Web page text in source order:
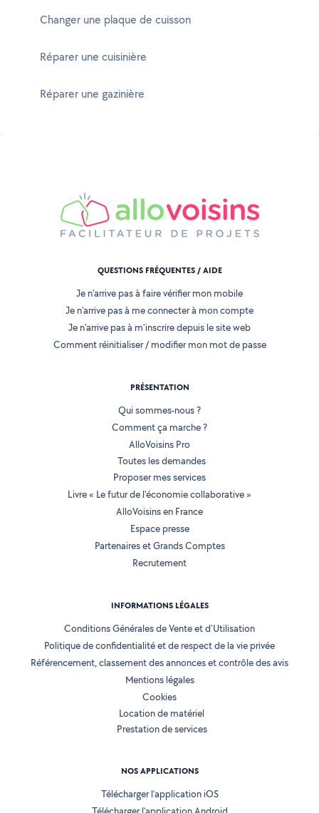
Changer une plaque de cuisson
Réparer une cuisinière
Réparer une gazinière
QUESTIONS FRÉQUENTES / AIDE
Je n'arrive pas à faire vérifier mon mobile
Je n'arrive pas à me connecter à mon compte
Je n'arrive pas à m'inscrire depuis le site web
Comment réinitialiser / modifier mon mot de passe
PRÉSENTATION
Qui sommes-nous ?
Comment ça marche ?
AlloVoisins Pro
Toutes les demandes
Proposer mes services
Livre « Le futur de l'économie collaborative »
AlloVoisins en France
Espace presse
Partenaires et Grands Comptes
Recrutement
INFORMATIONS LÉGALES
Conditions Générales de Vente et d'Utilisation
Politique de confidentialité et de respect de la vie privée
Référencement, classement des annonces et contrôle des avis
Mentions légales
Cookies
Location de matériel
Prestation de services
NOS APPLICATIONS
Télécharger l’application iOS